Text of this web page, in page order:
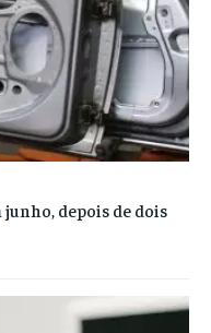
depois de dois